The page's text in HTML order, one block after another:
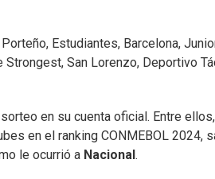
Estudiantes, Barcelona,
San Lorenzo, Deportivo
en su cuenta oficial. Entre ellos,
en el ranking CONMEBOL 2024,
le ocurrió a Nacional .